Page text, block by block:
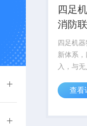
四足
消防
四足机
新体系
入，与
起“空-地
城市消
查看